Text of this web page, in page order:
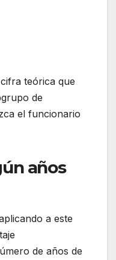
teórica que
de
el funcionario
años
a este
de años de